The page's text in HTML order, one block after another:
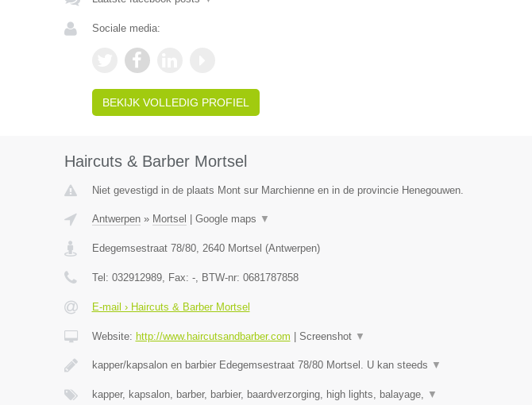
Sociale media:
BEKIJK VOLLEDIG PROFIEL
Haircuts & Barber Mortsel
Niet gevestigd in de plaats Mont sur Marchienne en in de provincie Henegouwen.
Antwerpen» Mortsel Google maps ▼
Edegemsestraat 78/80, 2640 Mortsel (Antwerpen)
Tel: 032912989, Fax: -, BTW-nr: 0681787858
E-mail › Haircuts & Barber Mortsel
Website: http://www.haircutsandbarber.com Screenshot ▼
kapper/kapsalon en barbier Edegemsestraat 78/80 Mortsel. U kan steeds ▼
kapper, kapsalon, barber, barbier, baardverzorging, high lights, balayage, ▼